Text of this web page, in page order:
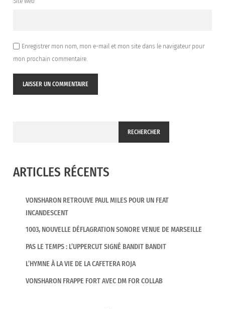
Enregistrer mon nom, mon e-mail et mon site dans le navigateur pour
mon prochain commentaire.
RECHERCHER
ARTICLES RÉCENTS
VONSHARON RETROUVE PAUL MILES POUR UN FEAT
INCANDESCENT
1003, NOUVELLE DÉFLAGRATION SONORE VENUE DE MARSEILLE
PAS LE TEMPS : L’UPPERCUT SIGNÉ BANDIT BANDIT
L’HYMNE À LA VIE DE LA CAFETERA ROJA
VONSHARON FRAPPE FORT AVEC DM FOR COLLAB